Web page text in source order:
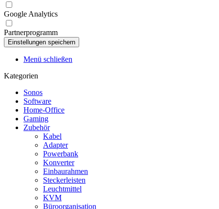
Google Analytics
Partnerprogramm
Menü schließen
Kategorien
Sonos
Software
Home-Office
Gaming
Zubehör
Kabel
Adapter
Powerbank
Konverter
Einbaurahmen
Steckerleisten
Leuchtmittel
KVM
Büroorganisation